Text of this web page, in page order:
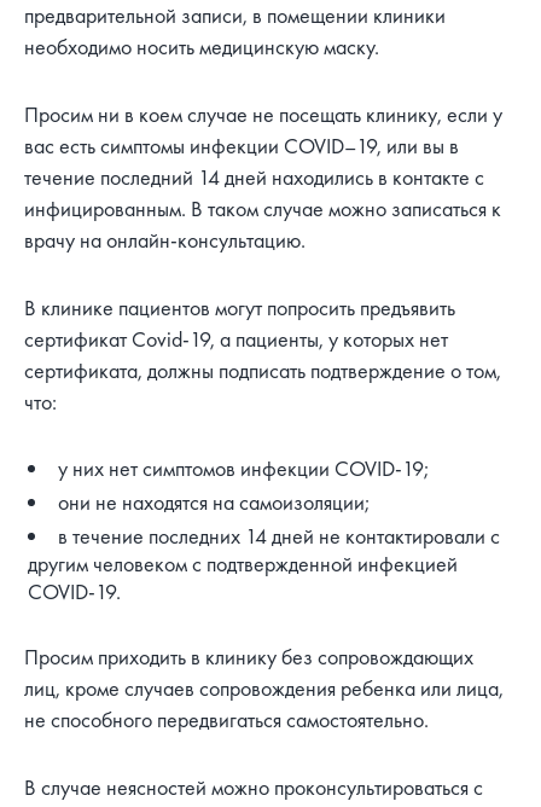
предварительной записи, в помещении клиники
необходимо носить медицинскую маску.
Просим ни в коем случае не посещать клинику, если у
вас есть симптомы инфекции COVID–19, или вы в
течение последний 14 дней находились в контакте с
инфицированным. В таком случае можно записаться к
врачу на онлайн-консультацию.
В клинике пациентов могут попросить предъявить
сертификат Covid-19, а пациенты, у которых нет
сертификата, должны подписать подтверждение о том,
что:
у них нет симптомов инфекции COVID-19;
они не находятся на самоизоляции;
в течение последних 14 дней не контактировали с
другим человеком с подтвержденной инфекцией
COVID-19.
Просим приходить в клинику без сопровождающих
лиц, кроме случаев сопровождения ребенка или лица,
не способного передвигаться самостоятельно.
В случае неясностей можно проконсультироваться с